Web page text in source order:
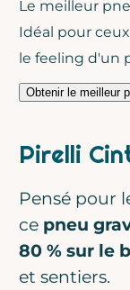
Le meilleur
Idéal pour
le feeling d'un
Obtenir le meilleur
Pirelli
Pensé pour
ce pneu
80 % sur le
et sentiers.